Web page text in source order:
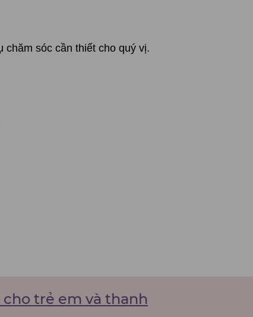
chăm sóc cần thiết cho quý vị.
trẻ em và thanh